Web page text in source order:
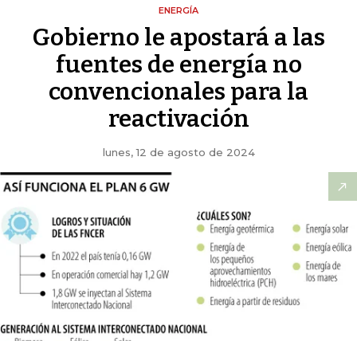
ENERGÍA
Gobierno le apostará a las
fuentes de energía no
convencionales para la
reactivación
lunes, 12 de agosto de 2024